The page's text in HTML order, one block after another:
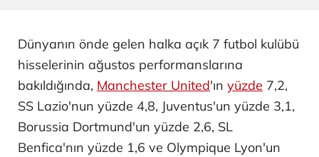
Dünyanın önde gelen halka açık 7 futbol kulübü
hisselerinin ağustos performanslarına
bakıldığında, Manchester United'ın yüzde 7,2,
SS Lazio'nun yüzde 4,8, Juventus'un yüzde 3,1,
Borussia Dortmund'un yüzde 2,6, SL
Benfica'nın yüzde 1,6 ve Olympique Lyon'un